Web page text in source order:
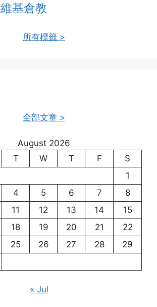
維基倉教
所有標籤 >
全部文章 >
August 2026
T W T F
S
1
4 5 6 7
8
11 12 13 14
15
18 19 20 21
22
25 26 27 28
29
« Jul